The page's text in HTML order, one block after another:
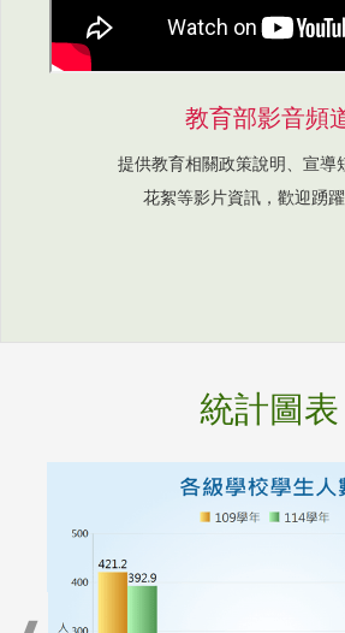
教育部影音頻
提供教育相關政策說明、宣導
花絮等影片資訊，歡迎踴躍
統計圖表